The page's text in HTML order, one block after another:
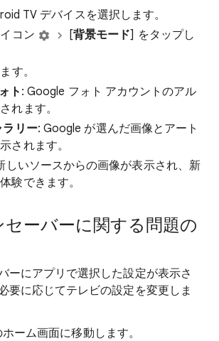
TV デバイスを選択します。
コン
[背景モード] をタップし
す。
ト : Google フォト アカウントのアル
れます。
ラリー: Google が選んだ画像とアート
されます。
しいソースからの画像が表示され、新
験できます。
ーバーに関する問題の
ーにアプリで選択した設定が表示さ
要に応じてテレビの設定を変更しま
ーム画面に移動します。